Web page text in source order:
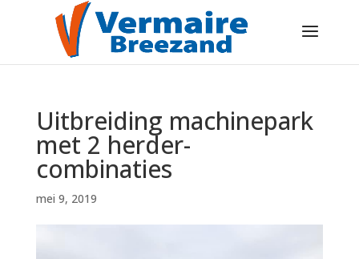
Uitbreiding machinepark
met 2 herder-
combinaties
mei 9, 2019